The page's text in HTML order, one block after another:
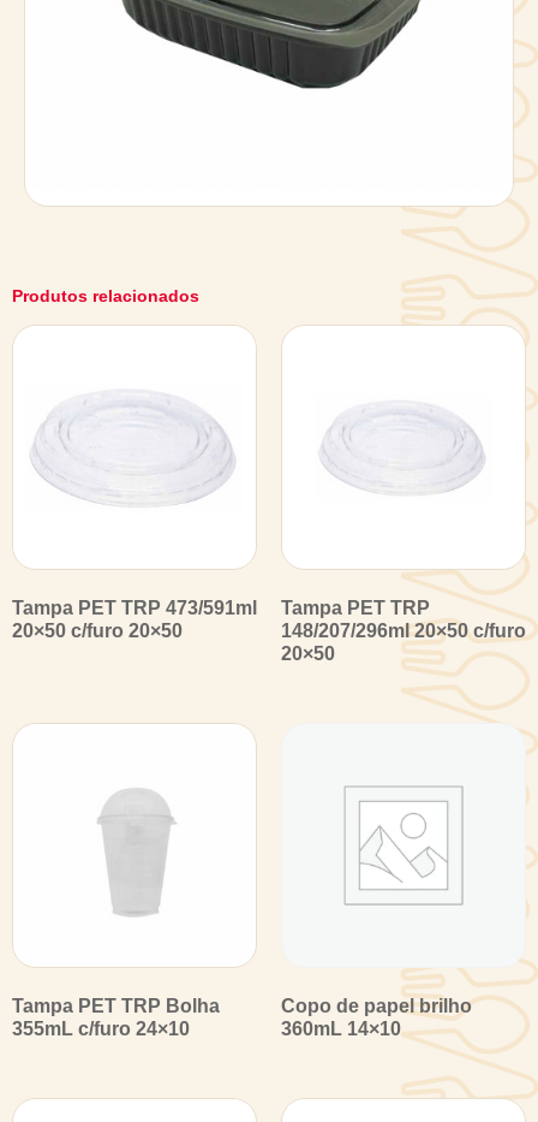
Produtos relacionados
Tampa PET TRP 473/591ml
20×50 c/furo 20×50
Tampa PET TRP
148/207/296ml 20×50 c/furo
20×50
Tampa PET TRP Bolha
355mL c/furo 24×10
Copo de papel brilho
360mL 14×10